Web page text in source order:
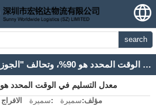
search
معدل التسليم في الوقت المحدد هو 90%، وتحالف "الجوزاء" يريد "القسط" مرة أخرى
مؤلف:سميرة :سميرة